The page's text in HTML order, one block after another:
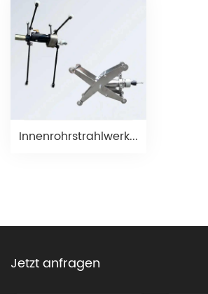
Innenrohrstrahlwerkzeug
Jetzt anfragen